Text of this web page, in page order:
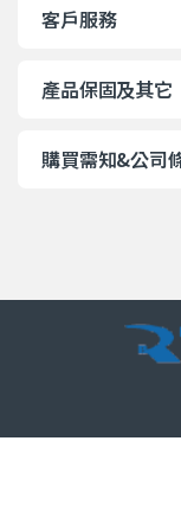
客戶服務
產品保固及其它
購買需知&公司